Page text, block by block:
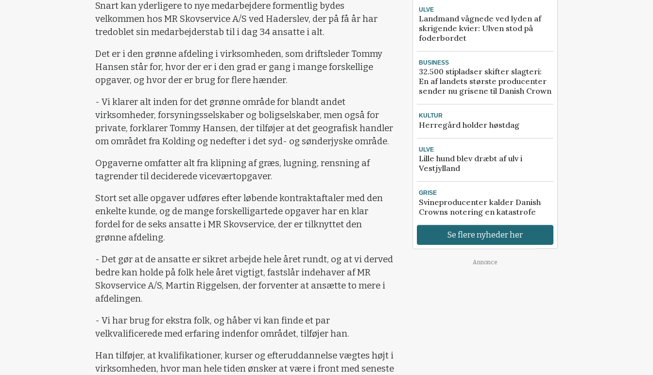
Snart kan yderligere to nye medarbejdere formentlig bydes
velkommen hos MR Skovservice A/S ved Haderslev, der på få år har
tredoblet sin medarbejderstab til i dag 34 ansatte i alt.
Det er i den grønne afdeling i virksomheden, som driftsleder Tommy
Hansen står for, hvor der er i den grad er gang i mange forskellige
opgaver, og hvor der er brug for flere hænder.
- Vi klarer alt inden for det grønne område for blandt andet
virksomheder, forsyningsselskaber og boligselskaber, men også for
private, forklarer Tommy Hansen, der tilføjer at det geografisk handler
om området fra Kolding og nedefter i det syd- og sønderjyske område.
Opgaverne omfatter alt fra klipning af græs, lugning, rensning af
tagrender til deciderede viceværtopgaver.
Stort set alle opgaver udføres efter løbende kontraktaftaler med den
enkelte kunde, og de mange forskelligartede opgaver har en klar
fordel for de seks ansatte i MR Skovservice, der er tilknyttet den
grønne afdeling.
- Det gør at de ansatte er sikret arbejde hele året rundt, og at vi derved
bedre kan holde på folk hele året vigtigt, fastslår indehaver af MR
Skovservice A/S, Martin Riggelsen, der forventer at ansætte to mere i
afdelingen.
- Vi har brug for ekstra folk, og håber vi kan finde et par
velkvalificerede med erfaring indenfor området, tilføjer han.
Han tilføjer, at kvalifikationer, kurser og efteruddannelse vægtes højt i
virksomheden, hvor man hele tiden ønsker at være i front med seneste
ULVE
Landmand vågnede ved lyden af
skrigende kvier: Ulven stod på
foderbordet
BUSINESS
32.500 stipladser skifter slagteri:
En af landets største producenter
sender nu grisene til Danish Crown
KULTUR
Herregård holder høstdag
ULVE
Lille hund blev dræbt af ulv i
Vestjylland
GRISE
Svineproducenter kalder Danish
Crowns notering en katastrofe
Se flere nyheder her
Annonce